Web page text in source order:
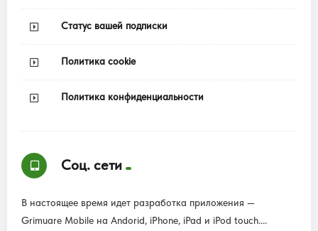
Статус вашей подписки
Политика cookie
Политика конфиденциальности
Соц. сети
В настоящее время идет разработка приложения —
Grimuare Mobile на Andorid, iPhone, iPad и iPod touch....